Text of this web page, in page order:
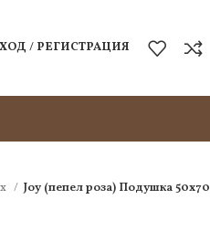
/ РЕГИСТРАЦИЯ
Joy (пепел роза) Подушка 50х70